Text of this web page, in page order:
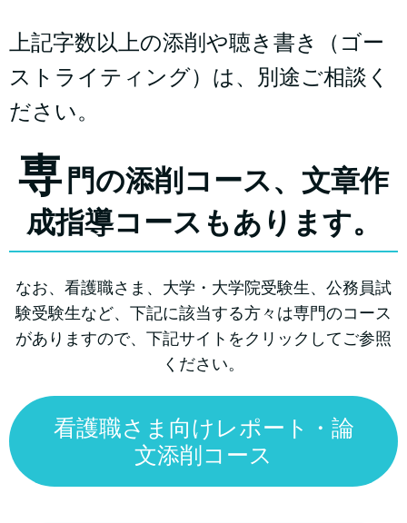
上記字数以上の添削や聴き書き（ゴー
ストライティング）は、別途ご相談く
ださい。
専 門の添削コース、文章作
成指導コースもあります。
なお、看護職さま、大学・大学院受験生、公務員試
験受験生など、下記に該当する方々は専門のコース
がありますので、下記サイトをクリックしてご参照
ください。
看護職さま向けレポート・論
文添削コース